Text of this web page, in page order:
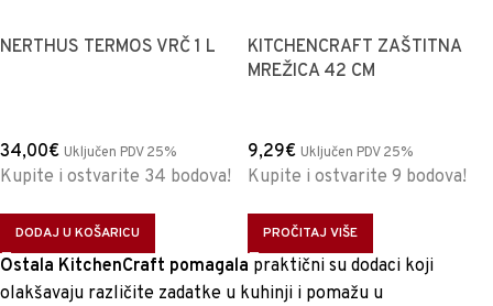
NERTHUS TERMOS VRČ 1 L
34,00€ Uključen PDV 25%
Kupite i ostvarite 34 bodova!
DODAJ U KOŠARICU
KITCHENCRAFT ZAŠTITNA
MREŽICA 42 CM
9,29€ Uključen PDV 25%
Kupite i ostvarite 9 bodova!
PROČITAJ VIŠE
Ostala KitchenCraft pomagala praktični su dodaci koji
olakšavaju različite zadatke u kuhinji i pomažu u